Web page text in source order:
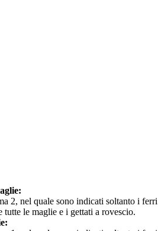
2, nel quale sono indicati soltanto i
le maglie e i gettati a rovescio.